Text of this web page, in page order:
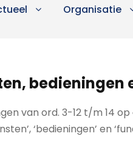
Organisatie
bedieningen
van ord. 3-12 t/m 14
‘bedieningen’ en